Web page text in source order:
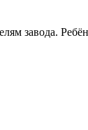
завода.